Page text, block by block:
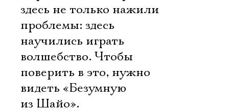
здесь не только нажили
проблемы: здесь
научились играть
волшебство. Чтобы
поверить в это, нужно
видеть «Безумную
из Шайо».